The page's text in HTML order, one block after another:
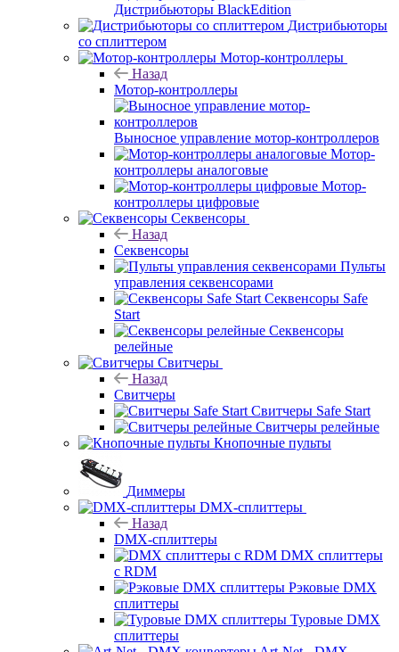
Дистрибьюторы BlackEdition
Дистрибьюторы
со сплиттером
Мотор-контроллеры
Назад
Мотор-контроллеры
Выносное управление мотор-контроллеров
Мотор-
контроллеры аналоговые
Мотор-
контроллеры цифровые
Секвенсоры
Назад
Секвенсоры
Пульты
управления секвенсорами
Секвенсоры Safe
Start
Секвенсоры
релейные
Свитчеры
Назад
Свитчеры
Свитчеры Safe Start
Свитчеры релейные
Кнопочные пульты
Диммеры
DMX-сплиттеры
Назад
DMX-сплиттеры
DMX сплиттеры
с RDM
Рэковые DMX
сплиттеры
Туровые DMX
сплиттеры